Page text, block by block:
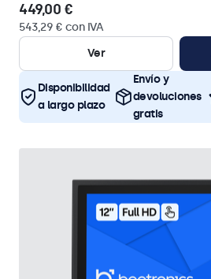
449,00 €
543,29 € con IVA
Ver
Disponibilidad
a largo plazo
Envío y
devoluciones
gratis